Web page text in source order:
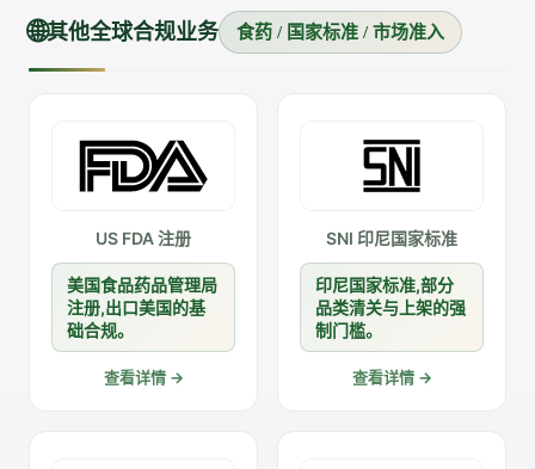
高的素食标识。
只看两点:原料是否
完全不含动物源成
合规且不涉及动物实
的目标市场与产品品
类,帮你选对标准(V-
Label / The Vegan
对齐配料与工艺要
求,协助完成从资料
整理、配方比对到工
厂审核的全流程办
理,让产品拿到国际
认可的素食标志、更
消费市场。
🌐其他全球合规业务 食药 / 国家标准 / 市场准入
US FDA 注册
美国食品药品管理局
注册,出口美国的基
础合规。
查看详情 →
SNI 印尼国家标准
印尼国家标准,部分
品类清关与上架的强
制门槛。
查看详情 →